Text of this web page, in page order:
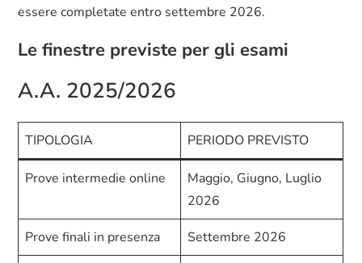
essere completate entro settembre 2026.
Le finestre previste per gli esami
A.A. 2025/2026
TIPOLOGIA PERIODO PREVISTO
Prove intermedie online
Maggio, Giugno, Luglio
2026
Prove finali in presenza Settembre 2026